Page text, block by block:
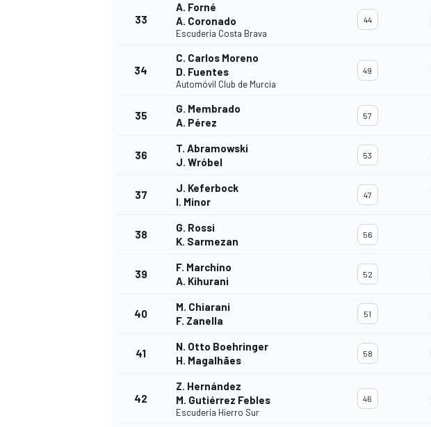
33
A. Forné
A. Coronado
Escudería Costa Brava
44
34
C. Carlos Moreno
D. Fuentes
Automóvil Club de Murcia
49
35
G. Membrado
A. Pérez
57
36
T. Abramowski
J. Wróbel
53
37
J. Keferbock
I. Minor
47
38
G. Rossi
K. Sarmezan
56
39
F. Marchino
A. Kihurani
52
40
M. Chiarani
F. Zanella
51
41
N. Otto Boehringer
H. Magalhães
58
42
Z. Hernández
M. Gutiérrez Febles
Escudería Hierro Sur
46